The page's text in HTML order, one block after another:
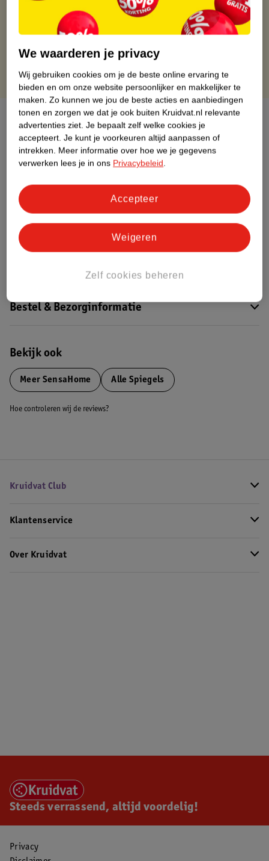
Gratis thuisbezorgd
Gratis retourneren via verkooppartner.
Gratis punten met je Kruidvat kaart
Over dit product
Productinformatie
Nature Impact Score
Dit product heeft (nog) geen Nature
Bestel & Bezorginformatie
Bekijk ook
Meer SensaHome Alle Spiegels
Hoe controleren wij de reviews?
Kruidvat Club
Klantenservice
Over Kruidvat
Steeds verrassend, altijd voordelig!
Privacy
We waarderen je privacy
Wij gebruiken cookies om je de beste online ervaring te
bieden en om onze website persoonlijker en makkelijker te
maken. Zo kunnen we jou de beste acties en aanbiedingen
tonen en zorgen we dat je ook buiten Kruidvat.nl relevante
advertenties ziet. Je bepaalt zelf welke cookies je
accepteert. Je kunt je voorkeuren altijd aanpassen of
intrekken. Meer informatie over hoe we je gegevens
verwerken lees je in ons Privacybeleid.
Zelf cookies beheren
Weigeren
Accepteer